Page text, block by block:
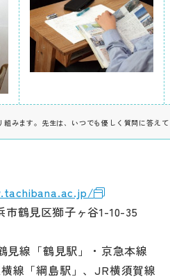
組みます。先生は、いつでも優しく質問に答え
鶴見区獅子ヶ谷1-10-35
見線「鶴見駅」・京急本線
線「綱島駅」、JR横須賀線